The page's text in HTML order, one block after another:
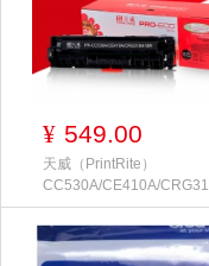
¥ 549.00
天威（PrintRite）
CC530A/CE410A/CRG31